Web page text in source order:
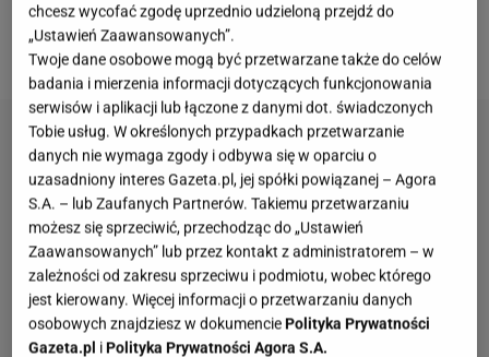
pamiętnego Waldusia ze"Świata według Kiepskich"
Już wiadomo, co łączy ją z kolegą z branży.
chcesz wycofać zgodę uprzednio udzieloną przejdź do
„Ustawień Zaawansowanych”.
Twoje dane osobowe mogą być przetwarzane także do celów
badania i mierzenia informacji dotyczących funkcjonowania
serwisów i aplikacji lub łączone z danymi dot. świadczonych
Tobie usług. W określonych przypadkach przetwarzanie
danych nie wymaga zgody i odbywa się w oparciu o
uzasadniony interes Gazeta.pl, jej spółki powiązanej – Agora
S.A. – lub Zaufanych Partnerów. Takiemu przetwarzaniu
możesz się sprzeciwić, przechodząc do „Ustawień
Zaawansowanych” lub przez kontakt z administratorem – w
zależności od zakresu sprzeciwu i podmiotu, wobec którego
jest kierowany. Więcej informacji o przetwarzaniu danych
osobowych znajdziesz w dokumenciePolityka Prywatności
Gazeta.pl iPolityka Prywatności Agora S.A.